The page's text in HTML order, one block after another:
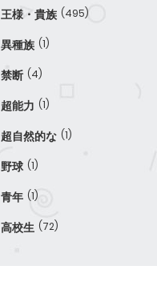
王様・貴族 (495)
異種族 (1)
禁断 (4)
超能力 (1)
超自然的な (1)
野球 (1)
青年 (1)
高校生 (72)